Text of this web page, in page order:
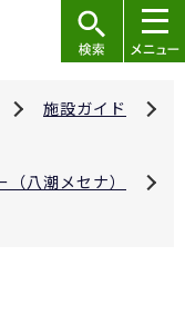
施設ガイド
八潮メセナ）